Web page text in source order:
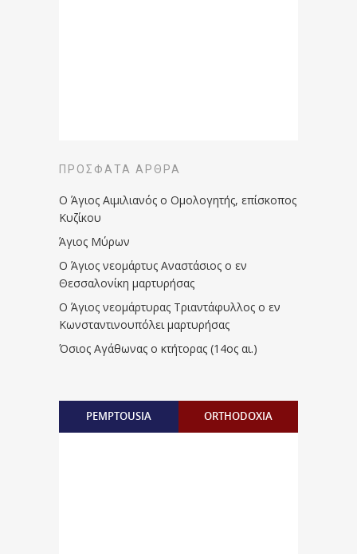
ΠΡΌΣΦΑΤΑ ΆΡΘΡΑ
Ο Άγιος Αιμιλιανός ο Ομολογητής, επίσκοπος
Κυζίκου
Άγιος Μύρων
Ο Άγιος νεομάρτυς Αναστάσιος ο εν
Θεσσαλονίκη μαρτυρήσας
Ο Άγιος νεομάρτυρας Τριαντάφυλλος ο εν
Κωνσταντινουπόλει μαρτυρήσας
Όσιος Αγάθωνας ο κτήτορας (14ος αι.)
PEMPTOUSIA ORTHODOXIA